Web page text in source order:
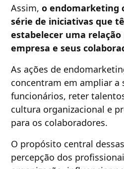
Assim,o endomarketing
série de iniciativas que
estabelecer uma
empresa e seus
As ações de
concentram em ampliar a
funcionários, reter
cultura organizacional e
para os colaboradores.
O propósito central
percepção dos